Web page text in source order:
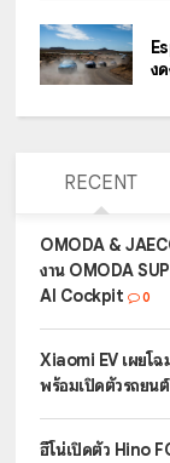
ง
RECENT
OMODA &
งาน OMODA
AI Cockpit
0
Xiaomi EV เผยโ
พร้อมเปิดตัวรถยน
ฮีโน่เปิดตัว Hino